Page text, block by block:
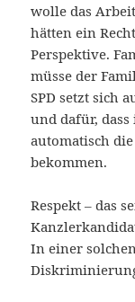
wolle das
hätten ein
Perspektive.
müsse der
SPD setzt sich
und dafür,
automatisch
bekommen.
Respekt – das
In einer